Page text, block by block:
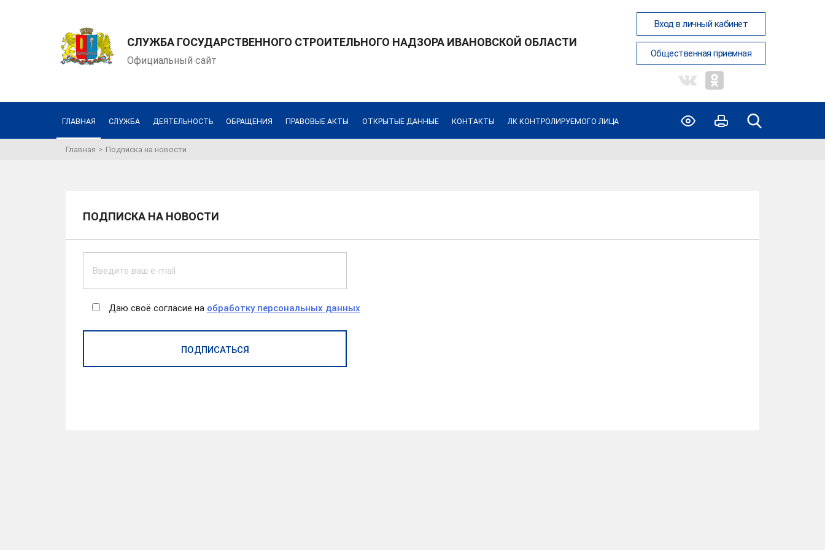
СЛУЖБА ГОСУДАРСТВЕННОГО СТРОИТЕЛЬНОГО НАДЗОРА ИВАНОВСКОЙ ОБЛАСТИ
Официальный сайт
Вход в личный кабинет
Общественная приемная
ГЛАВНАЯ СЛУЖБА ДЕЯТЕЛЬНОСТЬ ОБРАЩЕНИЯ ПРАВОВЫЕ АКТЫ ОТКРЫТЫЕ ДАННЫЕ КОНТАКТЫ ЛК КОНТРОЛИРУЕМОГО ЛИЦА
Главная Подписка на новости
ПОДПИСКА НА НОВОСТИ
Даю своё согласие на обработку персональных данных
ПОДПИСАТЬСЯ